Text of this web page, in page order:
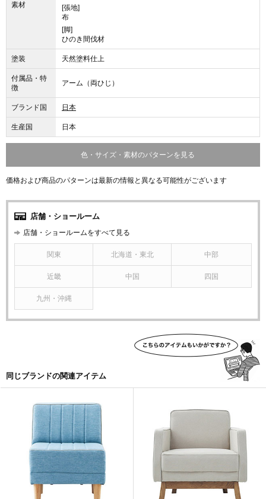
素材
[張地]
布
[脚]
ひのき間伐材
塗装 天然塗料仕上
付属品・特
徴
アーム（両ひじ）
ブランド国 日本
生産国 日本
色・サイズ・素材のパターンを見る
価格および商品のパターンは最新の情報と異なる可能性がございます
店舗・ショールーム
店舗・ショールームをすべて見る
関東 北海道・東北 中部
近畿 中国 四国
九州・沖縄
同じブランドの関連アイテム